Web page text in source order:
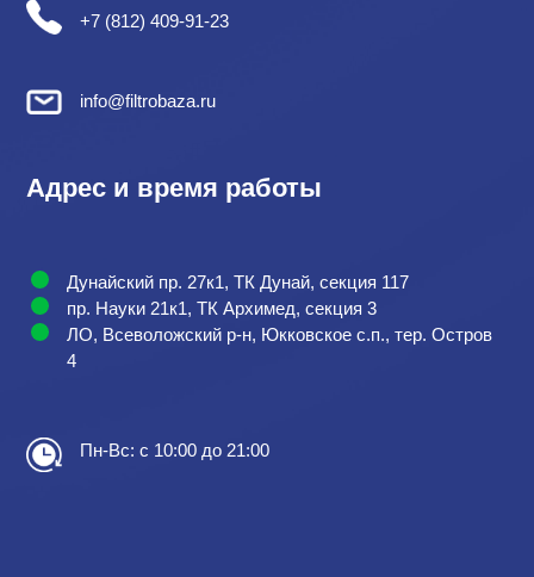
+7 (812) 409-91-23
info@filtrobaza.ru
Адрес и время работы
Дунайский пр. 27к1, ТК Дунай, секция 117
пр. Науки 21к1, ТК Архимед, секция 3
ЛО, Всеволожский р-н, Юкковское с.п., тер. Остров
4
Пн-Вс: с 10:00 до 21:00